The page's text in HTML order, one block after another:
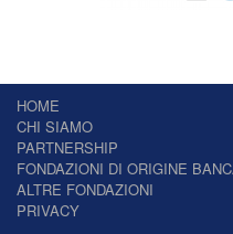
HOME
CHI SIAMO
PARTNERSHIP
FONDAZIONI DI ORIGINE
ALTRE FONDAZIONI
PRIVACY